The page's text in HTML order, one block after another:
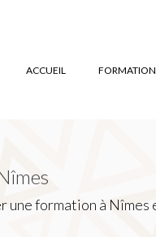
ACCUEIL
formation à Nîmes